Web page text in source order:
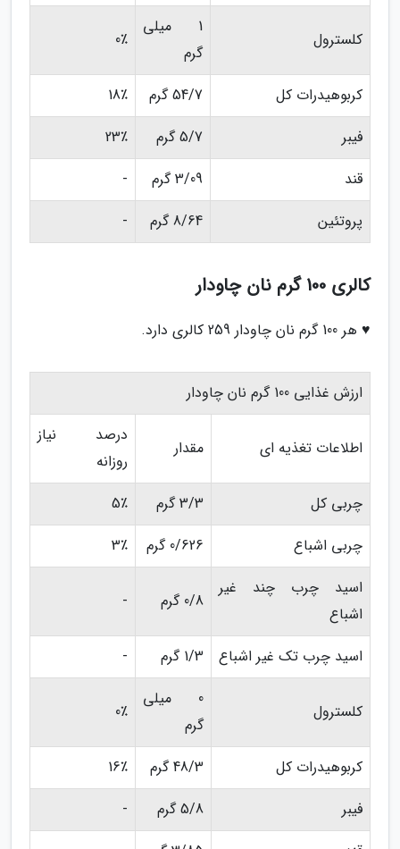
کلسترول
1 میلی
گرم
0٪
کربوهیدرات کل 54/7 گرم
18٪
فیبر
5/7 گرم
23٪
قند
3/09 گرم
-
پروتئین
8/64 گرم -
کالری 100 گرم نان چاودار
♥ هر 100 گرم نان چاودار 259 کالری دارد.
ارزش غذایی 100 گرم نان چاودار
اطلاعات تغذیه ای مقدار
درصد نیاز
روزانه
چربی کل
3/3 گرم
5٪
چربی اشباع
0/626 گرم
3٪
اسید چرب چند غیر
اشباع
0/8 گرم -
اسید چرب تک غیر اشباع 1/3 گرم -
کلسترول
0 میلی
گرم
0٪
کربوهیدرات کل 48/3 گرم
16٪
فیبر
5/8 گرم
-